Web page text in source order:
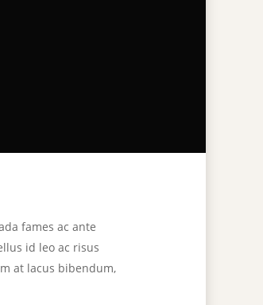
fames ac ante
id leo ac risus
at lacus bibendum,